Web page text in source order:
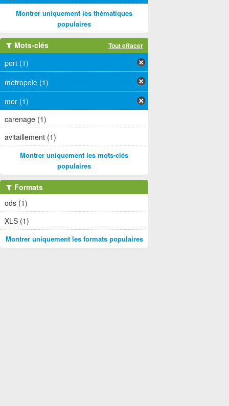
Montrer uniquement les thématiques
populaires
Mots-clés Tout effacer
port (1)
métropole (1)
mer (1)
carenage (1)
avitaillement (1)
Montrer uniquement les mots-clés
populaires
Formats
ods (1)
XLS (1)
Montrer uniquement les formats populaires